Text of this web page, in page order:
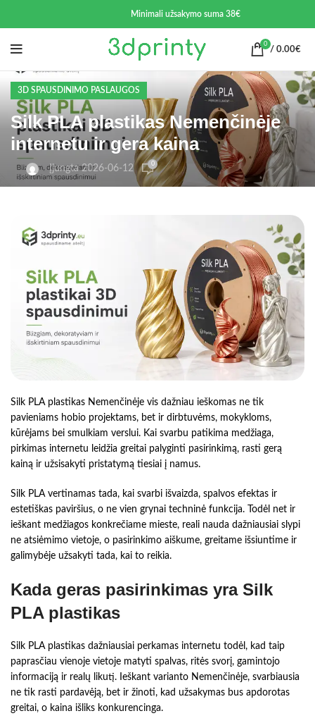
Minimali užsakymo suma 38€
0
/ 0.00€
3D SPAUSDINIMO PASLAUGOS
Silk PLA plastikas Nemenčinėje
internetu ir gera kaina
Įjungta 2026-06-12 0
Silk PLA plastikas Nemenčinėje vis dažniau ieškomas ne tik
pavieniams hobio projektams, bet ir dirbtuvėms, mokykloms,
kūrėjams bei smulkiam verslui. Kai svarbu patikima medžiaga,
pirkimas internetu leidžia greitai palyginti pasirinkimą, rasti gerą
kainą ir užsisakyti pristatymą tiesiai į namus.
Silk PLA vertinamas tada, kai svarbi išvaizda, spalvos efektas ir
estetiškas paviršius, o ne vien grynai techninė funkcija. Todėl net ir
ieškant medžiagos konkrečiame mieste, reali nauda dažniausiai slypi
ne atsiėmimo vietoje, o pasirinkimo aiškume, greitame išsiuntime ir
galimybėje užsakyti tada, kai to reikia.
Kada geras pasirinkimas yra Silk
PLA plastikas
Silk PLA plastikas dažniausiai perkamas internetu todėl, kad taip
paprasčiau vienoje vietoje matyti spalvas, ritės svorį, gamintojo
informaciją ir realų likutį. Ieškant varianto Nemenčinėje, svarbiausia
ne tik rasti pardavėją, bet ir žinoti, kad užsakymas bus apdorotas
greitai, o kaina išliks konkurencinga.